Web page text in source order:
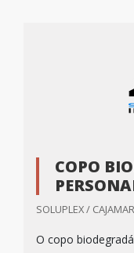
COPO
SOLUPLEX /
O copo